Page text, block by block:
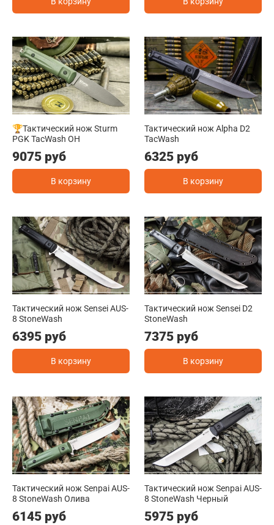
🏆Тактический нож Sturm
PGK TacWash OH
9075 руб
В корзину
Тактический нож Alpha D2
TacWash
6325 руб
В корзину
Тактический нож Sensei AUS-
8 StoneWash
6395 руб
В корзину
Тактический нож Sensei D2
StoneWash
7375 руб
В корзину
Тактический нож Senpai AUS-
8 StoneWash Олива
6145 руб
Тактический нож Senpai AUS-
8 StoneWash Черный
5975 руб